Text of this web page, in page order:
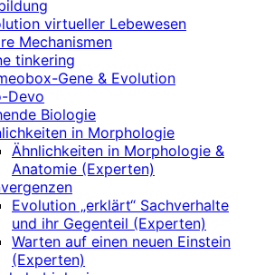
virtueller Lebewesen
Mechanismen
tinkering
Gene & Evolution
Devo
Biologie
in Morphologie
Ähnlichkeiten in Morphologie &
Anatomie (Experten)
Evolution „erklärt“ Sachverhalte
und ihr Gegenteil (Experten)
Warten auf einen neuen Einstein
(Experten)